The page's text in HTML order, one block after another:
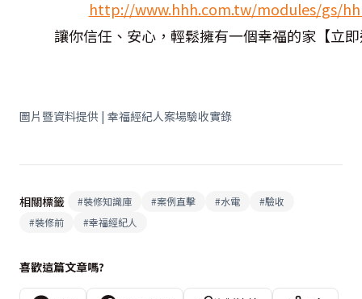
http://www.hhh.com.tw/modules/gs/
讓你信任、安心，輕鬆擁有一個幸福的家【立
圖片暨資料提供 | 幸福經紀人案場驗收實錄
相關標籤 #裝修知識庫 #案例直擊 #水電 #驗收
#裝修前 #幸福經紀人
喜歡這篇文章嗎?